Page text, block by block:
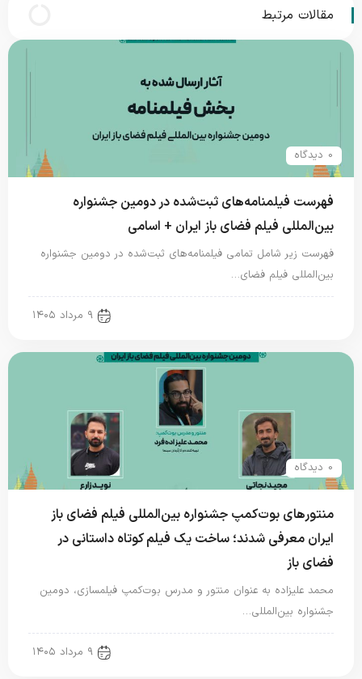
مقالات مرتبط
0 دیدگاه
فهرست فیلمنامه‌های ثبت‌شده در دومین جشنواره
بین‌المللی فیلم فضای باز ایران + اسامی
فهرست زیر شامل تمامی فیلمنامه‌های ثبت‌شده در دومین جشنواره
بین‌المللی فیلم فضای…
۹ مرداد ۱۴۰۵
0 دیدگاه
منتورهای بوت‌کمپ جشنواره بین‌المللی فیلم فضای باز
ایران معرفی شدند؛ ساخت یک فیلم کوتاه داستانی در
فضای باز
محمد علیزاده به عنوان منتور و مدرس بوت‌کمپ فیلمسازی، دومین
جشنواره بین‌المللی…
۹ مرداد ۱۴۰۵